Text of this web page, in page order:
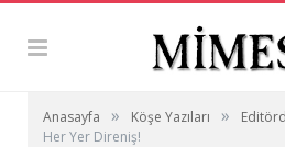
Anasayfa » Köşe Yazıları »
Her Yer Direniş!